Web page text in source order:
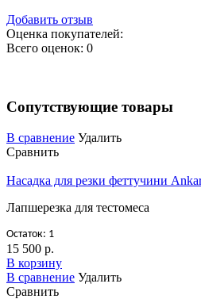
Добавить отзыв
Оценка покупателей:
Всего оценок: 0
Сопутствующие товары
В сравнение Удалить
Сравнить
Насадка для резки феттучини
Лапшерезка для тестомеса
Остаток: 1
15 500 р.
В корзину
В сравнение Удалить
Сравнить